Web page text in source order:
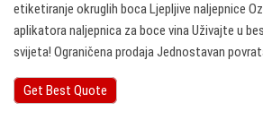
etiketiranje okruglih boca Ljepljive naljepnice
aplikatora naljepnica za boce vina Uživajte u
svijeta! Ograničena prodaja Jednostavan
Get Best Quote